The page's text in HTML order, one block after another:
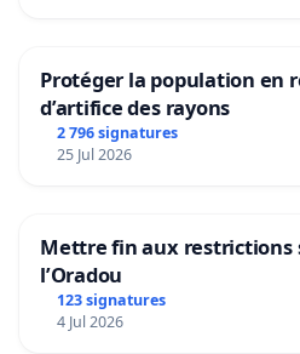
Protéger la population en
d’artifice des rayons
2 796 signatures
25 Jul 2026
Mettre fin aux restrictions
l’Oradou
123 signatures
4 Jul 2026